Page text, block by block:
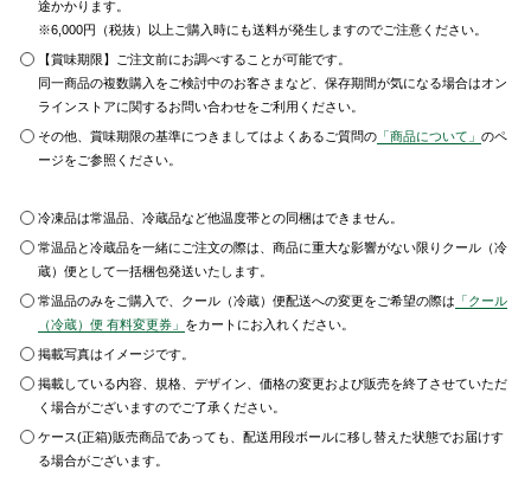
途かかります。
※6,000円（税抜）以上ご購入時にも送料が発生しますのでご注意ください。
【賞味期限】ご注文前にお調べすることが可能です。
同一商品の複数購入をご検討中のお客さまなど、保存期間が気になる場合はオン
ラインストアに関するお問い合わせをご利用ください。
その他、賞味期限の基準につきましてはよくあるご質問の 「商品について」のペ
ージをご参照ください。
冷凍品は常温品、冷蔵品など他温度帯との同梱はできません。
常温品と冷蔵品を一緒にご注文の際は、商品に重大な影響がない限りクール（冷
蔵）便として一括梱包発送いたします。
常温品のみをご購入で、クール（冷蔵）便配送への変更をご希望の際は 「クール
（冷蔵）便 有料変更券」 をカートにお入れください。
掲載写真はイメージです。
掲載している内容、規格、デザイン、価格の変更および販売を終了させていただ
く場合がございますのでご了承ください。
ケース(正箱)販売商品であっても、配送用段ボールに移し替えた状態でお届けす
る場合がございます。